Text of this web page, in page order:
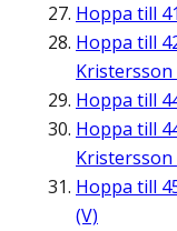
Hoppa till
Hoppa till
Kristersson
Hoppa till
Hoppa till
Kristersson
Hoppa till
(V)